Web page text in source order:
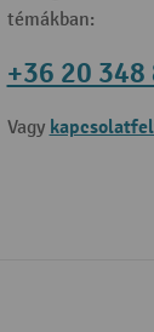
témákban:
+36 20 348
Vagy